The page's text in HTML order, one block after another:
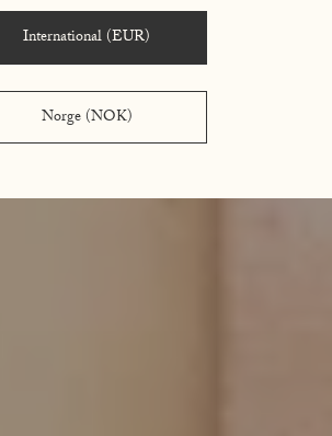
International (EUR)
Norge (NOK)